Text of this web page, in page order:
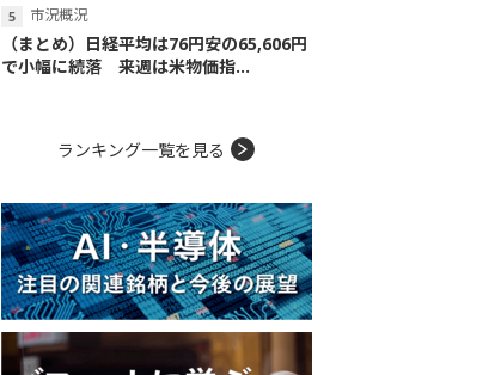
市況概況
（まとめ）日経平均は76円安の65,606円
で小幅に続落 来週は米物価指...
ランキング一覧を見る